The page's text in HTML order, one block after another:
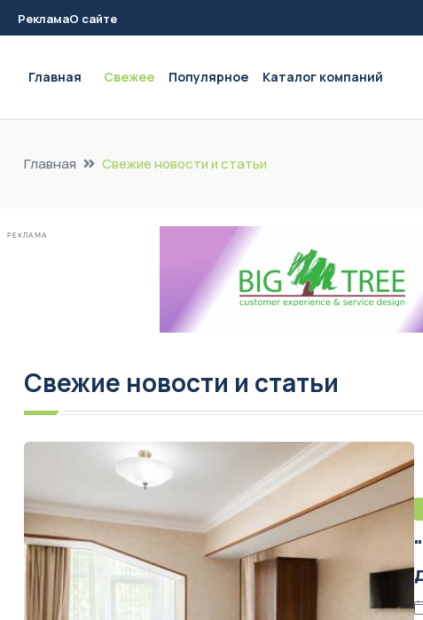
РекламаО сайте
Главная Свежее Популярное Каталог компаний
Главная Свежие новости и статьи
РЕКЛАМА
Свежие новости и статьи